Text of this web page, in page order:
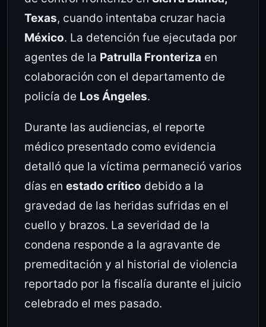
Texas, cuando intentaba cruzar hacia
México. La detención fue ejecutada por
agentes de la Patrulla Fronteriza en
colaboración con el departamento de
policía de Los Ángeles.
Durante las audiencias, el reporte
médico presentado como evidencia
detalló que la víctima permaneció varios
días en estado crítico debido a la
gravedad de las heridas sufridas en el
cuello y brazos. La severidad de la
condena responde a la agravante de
premeditación y al historial de violencia
reportado por la fiscalía durante el juicio
celebrado el mes pasado.